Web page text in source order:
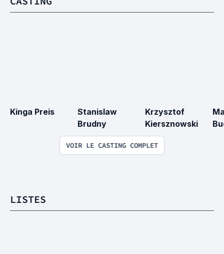
Kinga Preis
Stanislaw
Brudny
Krzysztof
Kiersznowski
VOIR LE CASTING COMPLET
LISTES